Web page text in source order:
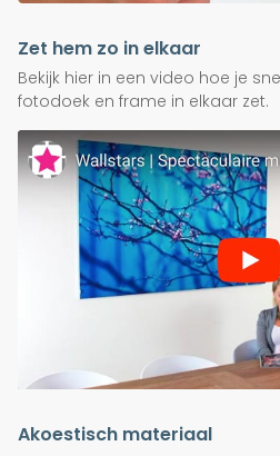
Zet hem zo in elkaar
Bekijk hier in een video hoe je
fotodoek en frame in elkaar zet.
Akoestisch materiaal